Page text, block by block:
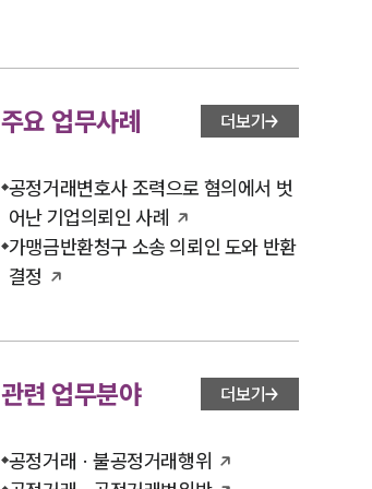
주요 업무사례 더보기
공정거래변호사 조력으로 혐의에서 벗
어난 기업의뢰인 사례
가맹금반환청구 소송 의뢰인 도와 반환
결정
관련 업무분야 더보기
공정거래 · 불공정거래행위